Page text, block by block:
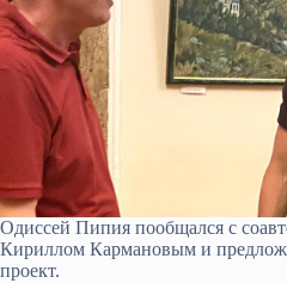
Одиссей Пипия пообщался с
Кириллом Кармановым и
проект.